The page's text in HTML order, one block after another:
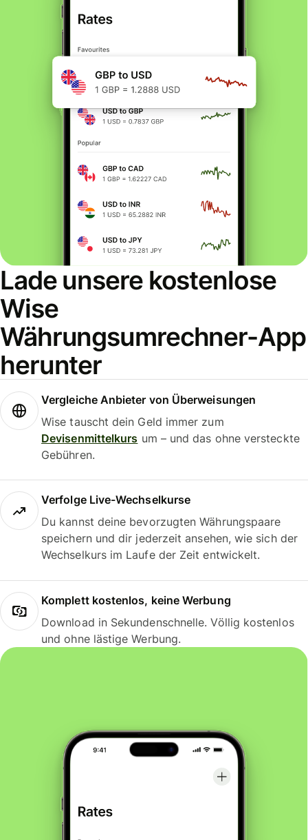
Lade unsere kostenlose
Wise
Währungsumrechner-App
herunter
Vergleiche Anbieter von Überweisungen
Wise tauscht dein Geld immer zum
Devisenmittelkurs um – und das ohne versteckte
Gebühren.
Verfolge Live-Wechselkurse
Du kannst deine bevorzugten Währungspaare
speichern und dir jederzeit ansehen, wie sich der
Wechselkurs im Laufe der Zeit entwickelt.
Komplett kostenlos, keine Werbung
Download in Sekundenschnelle. Völlig kostenlos
und ohne lästige Werbung.